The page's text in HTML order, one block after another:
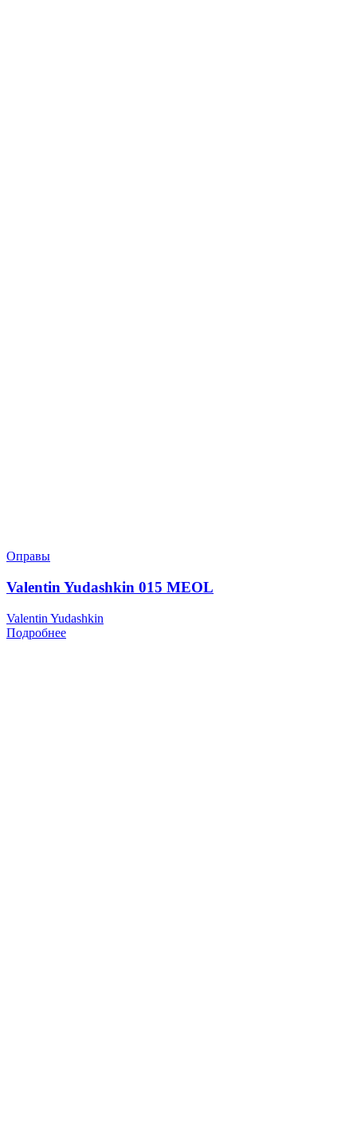
Оправы
Valentin Yudashkin 015 MEOL
Valentin Yudashkin
Подробнее